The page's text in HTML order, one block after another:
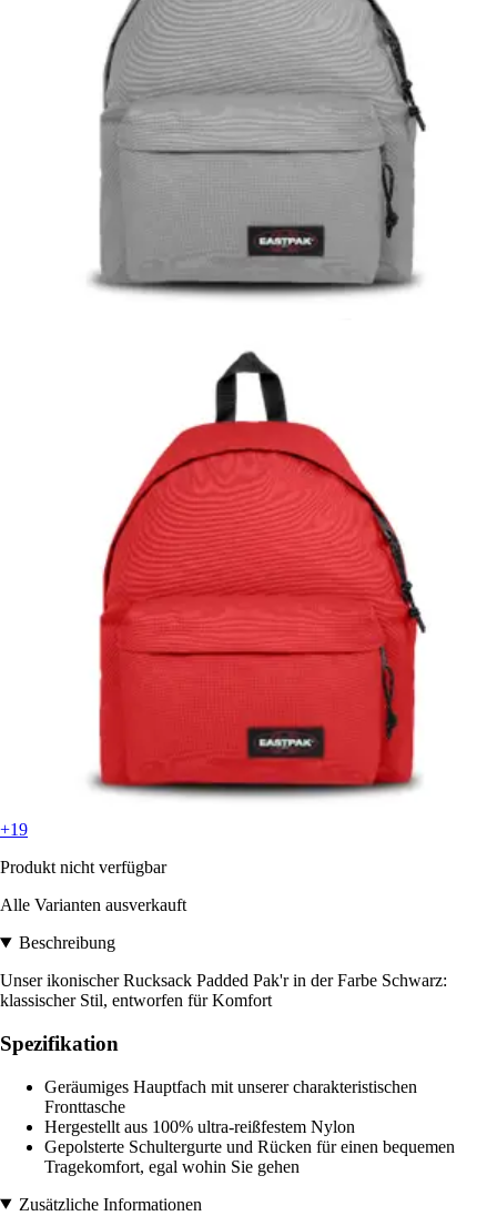
+19
Produkt nicht verfügbar
Alle Varianten ausverkauft
Beschreibung
Unser ikonischer Rucksack Padded Pak'r in der Farbe Schwarz:
klassischer Stil, entworfen für Komfort
Spezifikation
Geräumiges Hauptfach mit unserer charakteristischen
Fronttasche
Hergestellt aus 100% ultra-reißfestem Nylon
Gepolsterte Schultergurte und Rücken für einen bequemen
Tragekomfort, egal wohin Sie gehen
Zusätzliche Informationen